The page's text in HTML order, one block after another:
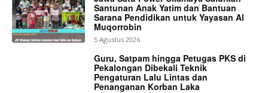
Santunan Anak Yatim dan Bantuan
Sarana Pendidikan untuk Yayasan Al
Muqorrobin
5 Agustus 2026
Guru, Satpam hingga Petugas PKS di
Pekalongan Dibekali Teknik
Pengaturan Lalu Lintas dan
Penanganan Korban Laka